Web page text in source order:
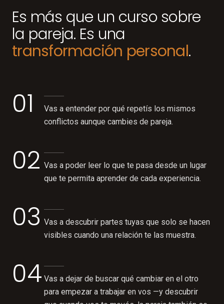
Es más que un curso sobre
la pareja. Es una
transformación personal.
01
Vas a entender por qué repetís los mismos
conflictos aunque cambies de pareja.
02 Vas a poder leer lo que te pasa desde un lugar
que te permita aprender de cada experiencia.
03 Vas a descubrir partes tuyas que solo se hacen
visibles cuando una relación te las muestra.
04 Vas a dejar de buscar qué cambiar en el otro
para empezar a trabajar en vos —y descubrir